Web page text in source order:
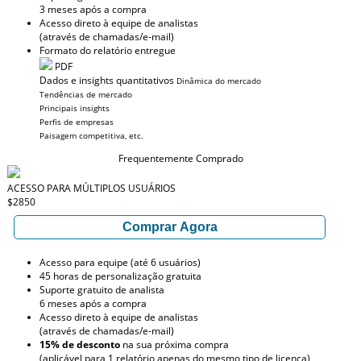
3 meses após a compra
Acesso direto à equipe de analistas
(através de chamadas/e-mail)
Formato do relatório entregue
PDF
Dados e insights quantitativos Dinâmica do mercado
Tendências de mercado
Principais insights
Perfis de empresas
Paisagem competitiva, etc.
Frequentemente Comprado
ACESSO PARA MÚLTIPLOS USUÁRIOS
$2850
Comprar Agora
Acesso para equipe (até 6 usuários)
45 horas de personalização gratuita
Suporte gratuito de analista
6 meses após a compra
Acesso direto à equipe de analistas
(através de chamadas/e-mail)
15% de desconto na sua próxima compra
(aplicável para 1 relatório apenas do mesmo tipo de licença)